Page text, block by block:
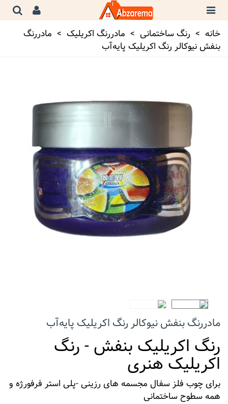
خانه > رنگ ساختمانی > مادررنگ اکریلیک > مادر‌‌رنگ
بنفش نیوکالر رنگ اکریلیک پایه‌آب
مادر‌‌رنگ بنفش نیوکالر رنگ اکریلیک پایه‌آب
رنگ اکریلیک بنفش - رنگ
اکریلیک هنری
برای چوب فلز سفال مجسمه های رزینی -پلی استر فرفورژه و
همه سطوح ساختمانی